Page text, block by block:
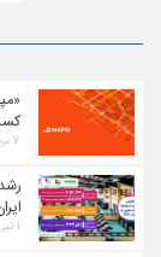
۷ مرداد ۱۴۰۵ ساعت ۰۹:۲۸
۱ تیر ۱۴۰۵ ساعت ۱۰:۰۸